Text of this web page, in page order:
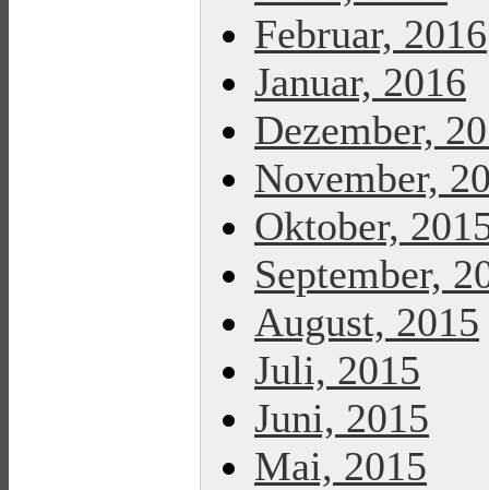
Februar, 2016
Januar, 2016
Dezember,
November,
Oktober,
September,
August, 2015
Juli, 2015
Juni, 2015
Mai, 2015